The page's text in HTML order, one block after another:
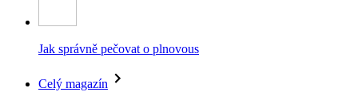
Jak správně pečovat o plnovous
Celý magazín